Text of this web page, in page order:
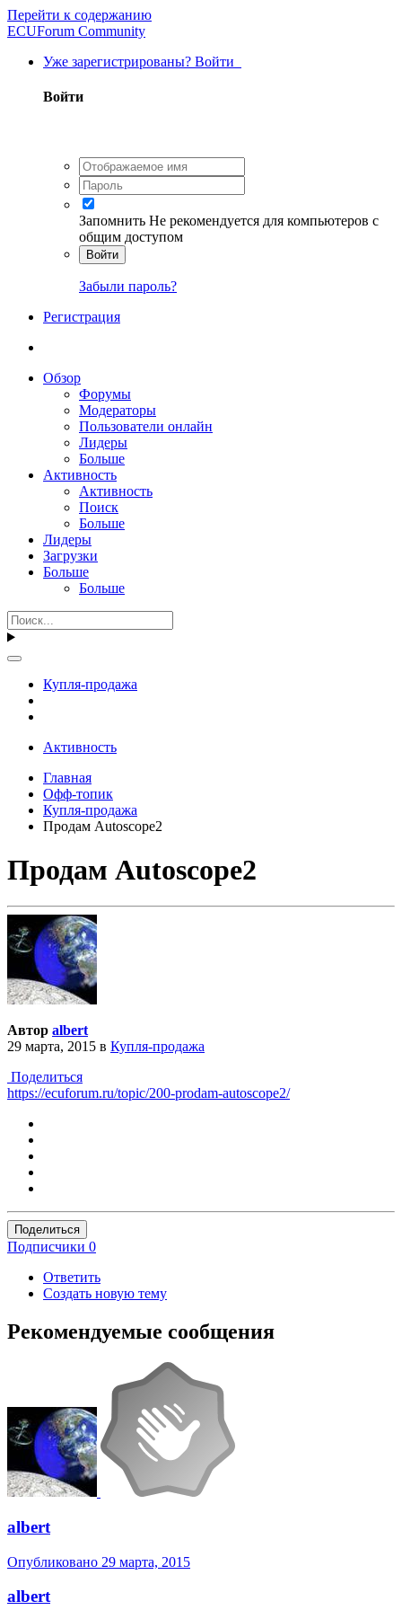
Перейти к содержанию
ECUForum Community
Уже зарегистрированы? Войти
Войти
Запомнить Не рекомендуется для компьютеров с
общим доступом
Войти
Забыли пароль?
Регистрация
Обзор
Форумы
Модераторы
Пользователи онлайн
Лидеры
Больше
Активность
Активность
Поиск
Больше
Лидеры
Загрузки
Больше
Больше
Купля-продажа
Активность
Главная
Офф-топик
Купля-продажа
Продам Autoscope2
Продам Autoscope2
Автор albert
29 марта, 2015 в Купля-продажа
Поделиться
https://ecuforum.ru/topic/200-prodam-autoscope2/
Поделиться
Подписчики 0
Ответить
Создать новую тему
Рекомендуемые сообщения
albert
Опубликовано 29 марта, 2015
albert